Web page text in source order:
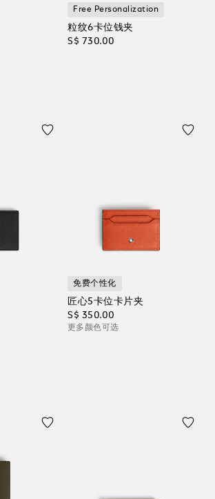
Free Personalization
粒纹6卡位钱夹
S$ 730.00
免费个性化
匠心5卡位卡片夹
S$ 350.00
更多颜色可选